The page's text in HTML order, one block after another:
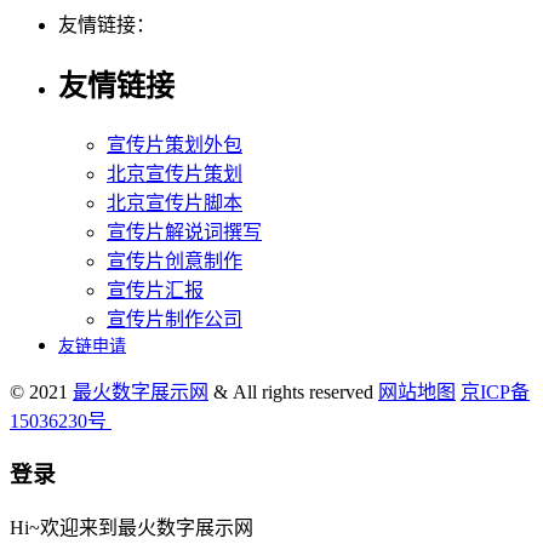
友情链接：
友情链接
宣传片策划外包
北京宣传片策划
北京宣传片脚本
宣传片解说词撰写
宣传片创意制作
宣传片汇报
宣传片制作公司
友链申请
© 2021 最火数字展示网 & All rights reserved 网站地图 京ICP备
15036230号
登录
Hi~欢迎来到最火数字展示网